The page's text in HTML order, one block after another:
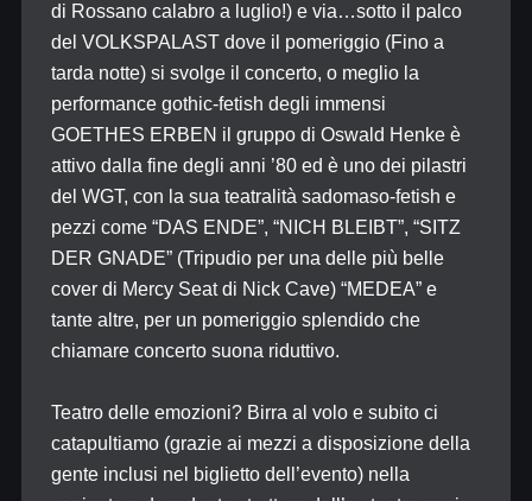
di Rossano calabro a luglio!) e via…sotto il palco
del VOLKSPALAST dove il pomeriggio (Fino a
tarda notte) si svolge il concerto, o meglio la
performance gothic-fetish degli immensi
GOETHES ERBEN il gruppo di Oswald Henke è
attivo dalla fine degli anni ’80 ed è uno dei pilastri
del WGT, con la sua teatralità sadomaso-fetish e
pezzi come “DAS ENDE”, “NICH BLEIBT”, “SITZ
DER GNADE” (Tripudio per una delle più belle
cover di Mercy Seat di Nick Cave) “MEDEA” e
tante altre, per un pomeriggio splendido che
chiamare concerto suona riduttivo.
Teatro delle emozioni? Birra al volo e subito ci
catapultiamo (grazie ai mezzi a disposizione della
gente inclusi nel biglietto dell’evento) nella